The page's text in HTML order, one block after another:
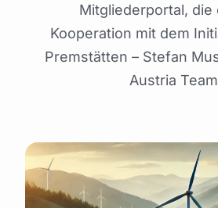
Mitglied werden
Mitgliederportal, die
Kooperation mit dem
Premstätten – Stefan
Austria